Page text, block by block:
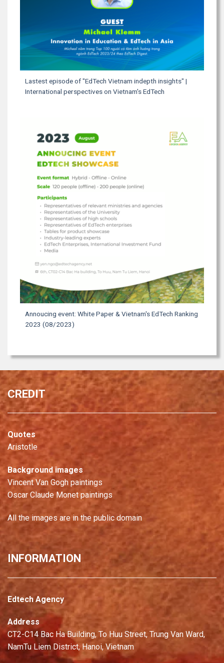
Lastest episode of "EdTech Vietnam indepth insights" |
International perspectives on Vietnam's EdTech
Annoucing event: White Paper & Vietnam's EdTech Ranking
2023 (08/2023)
CREDIT
Quotes
Aristotle
Background images
Vincent Van Gogh paintings
Oscar Claude Monet paintings
All the images are in the public domain
INFORMATION
Edtech Agency
Address
CT2-C14 Bac Ha Building, To Huu Street, Trung Van Ward,
NamTu Liem District, Hanoi, Vietnam